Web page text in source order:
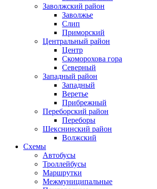
Заволжский район
Заволжье
Слип
Приморский
Центральный район
Центр
Скоморохова гора
Северный
Западный район
Западный
Веретье
Прибрежный
Переборский район
Переборы
Шекснинский район
Волжский
Схемы
Автобусы
Троллейбусы
Маршрутки
Межмуниципальные